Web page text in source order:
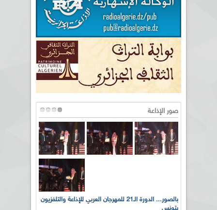
صور الإذاعة
بالصور... الدورة الـ21 للمهرجان العربي للإذاعة والتلفزيون
بتونس